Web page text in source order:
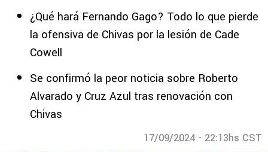
¿Qué hará Fernando Gago? Todo lo que pierde
la ofensiva de Chivas por la lesión de Cade
Cowell
Se confirmó la peor noticia sobre Roberto
Alvarado y Cruz Azul tras renovación con
Chivas
17/09/2024 - 22:13hs CST